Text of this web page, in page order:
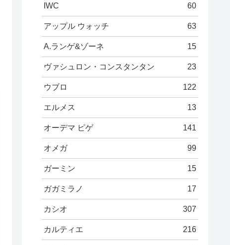
IWC
60
アップル ウォッチ 63
A.ランゲ&ゾーネ 15
ヴァシュロン・コンスタンタン 23
ウブロ 122
エルメス 13
オーデマ ピゲ 141
オメガ 99
ガーミン 15
ガガミラノ 17
カシオ 307
カルティエ 216